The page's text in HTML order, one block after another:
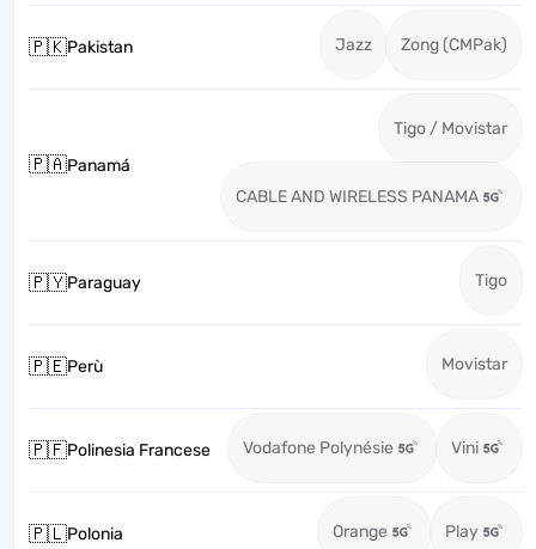
🇵🇰Pakistan Jazz Zong (CMPak)
🇵🇦Panamá
Tigo / Movistar
CABLE AND WIRELESS PANAMA
🇵🇾Paraguay Tigo
🇵🇪Perù Movistar
🇵🇫Polinesia Francese Vodafone Polynésie Vini
🇵🇱Polonia Orange Play